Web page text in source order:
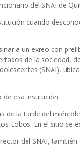
del SNAI de
cuando
a un exreo con
de la sociedad,
(SNAI),
de esa institución.
de la tarde del
Lobos. En el sitio se
del SNAI,